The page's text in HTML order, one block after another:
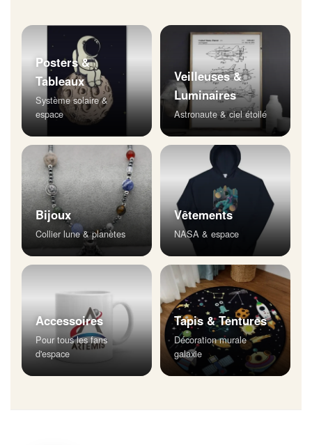
Posters &
Tableaux
Système solaire &
espace
Veilleuses &
Luminaires
Astronaute & ciel étoilé
Bijoux
Collier lune & planètes
Vêtements
NASA & espace
Accessoires
Pour tous les fans
d'espace
Tapis & Tentures
Décoration murale
galaxie